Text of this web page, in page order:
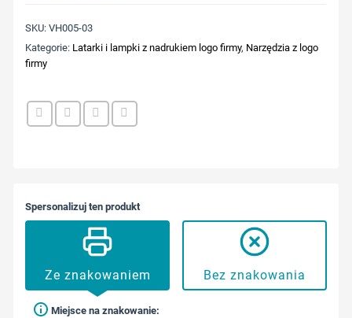
SKU:VH005-03
Kategorie: Latarki i lampki z nadrukiem logo firmy, Narzędzia z logo
firmy
Spersonalizuj ten produkt
Ze znakowaniem Bez znakowania
Miejsce na znakowanie: